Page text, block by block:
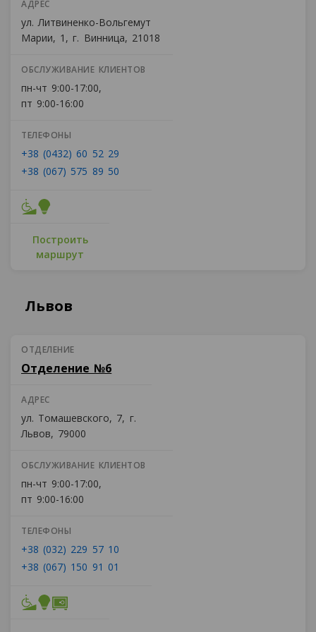
АДРЕС
ул. Литвиненко-Вольгемут
Марии, 1, г. Винница, 21018
ОБСЛУЖИВАНИЕ КЛИЕНТОВ
пн-чт 9:00-17:00,
пт 9:00-16:00
ТЕЛЕФОНЫ
+38 (0432) 60 52 29
+38 (067) 575 89 50
Построить
маршрут
Львов
ОТДЕЛЕНИЕ
Отделение №6
АДРЕС
ул. Томашевского, 7, г.
Львов, 79000
ОБСЛУЖИВАНИЕ КЛИЕНТОВ
пн-чт 9:00-17:00,
пт 9:00-16:00
ТЕЛЕФОНЫ
+38 (032) 229 57 10
+38 (067) 150 91 01